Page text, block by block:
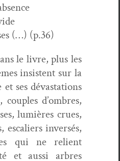
(…) (p.36)
le livre, plus les
insis­tent sur la
ses dévas­ta­tions
d’ombres,
lumières crues,
escaliers inver­sés,
qui ne relient
et aus­si arbres